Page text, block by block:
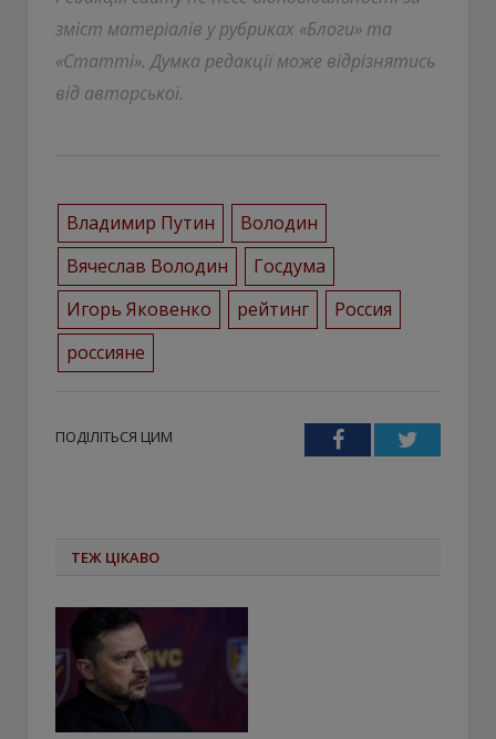
зміст матеріалів у рубриках «Блоги» та
«Статті». Думка редакції може відрізнятись
від авторської.
Владимир Путин
Володин
Вячеслав Володин
Госдума
Игорь Яковенко
рейтинг
Россия
россияне
ПОДІЛІТЬСЯ ЦИМ FacebookTwitter
ТЕЖ ЦІКАВО